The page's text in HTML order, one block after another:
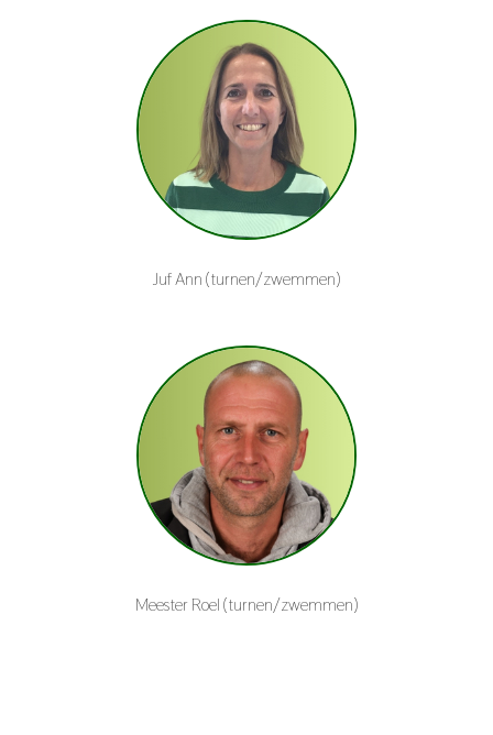
Juf Ann (turnen/zwemmen)
Meester Roel (turnen/zwemmen)